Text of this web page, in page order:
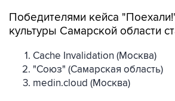
Победителями кейса
культуры Самарской области
Cache Invalidation (Москва)
"Союз" (Самарская область)
medin.cloud (Москва)